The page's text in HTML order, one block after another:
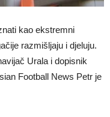
kao ekstremni
razmišljaju i djeluju.
Urala i dopisnik
Football News Petr je